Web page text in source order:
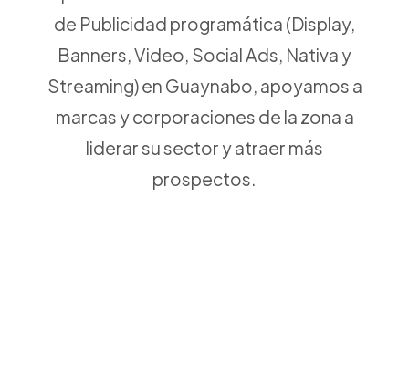
de Publicidad programática (Display,
Banners, Video, Social Ads, Nativa y
Streaming) en Guaynabo, apoyamos a
marcas y corporaciones de la zona a
liderar su sector y atraer más
prospectos.